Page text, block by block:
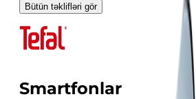
Bütün təklifləri gör
Smartfonlar